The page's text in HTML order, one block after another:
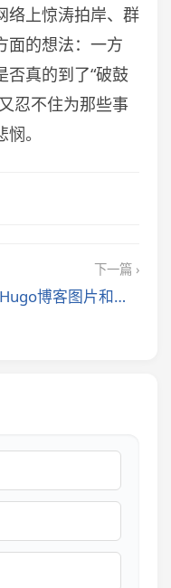
络上惊涛拍岸、群
面的想法：一方
否真的到了“破鼓
忍不住为那些事
。
下一篇 ›
完成Hugo博客图片和文章管理后台